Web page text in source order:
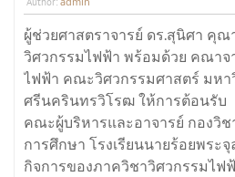
ผู้ช่วยศาสตราจารย์ ดร.สุนิศา คุ
วิศวกรรมไฟฟ้า พร้อมด้วย คณาจ
ไฟฟ้า คณะวิศวกรรมศาสตร์ มหา
ศรีนครินทรวิโรฒ ให้การต้อนรับ
คณะผู้บริหารและอาจารย์ กองวิ
การศึกษา โรงเรียนนายร้อยพระจุ
กิจการของภาควิชาวิศวกรรมไฟ